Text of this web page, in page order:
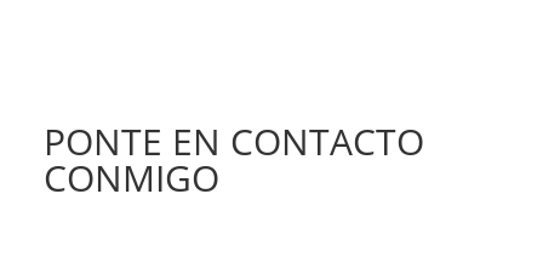
PONTE EN CONTACTO
CONMIGO